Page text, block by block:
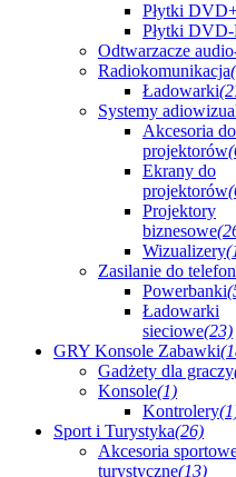
Płytki
Płytki DVD-
Odtwarzacze
Radiokomunikacja
Ładowarki
Systemy
Akcesoria do
projektorów
Ekrany do
projektorów
Projektory
biznesowe
Wizualizery
Zasilanie do
Powerbanki
Ładowarki
sieciowe(23)
GRY Konsole Zabawki
Gadżety dla graczy
Konsole(1)
Kontrolery
Sport i Turystyka(26)
Akcesoria
turystyczne(13)